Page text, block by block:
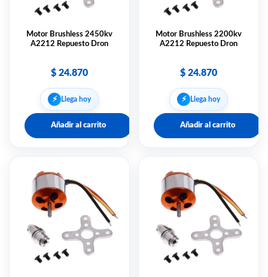
Motor Brushless 2450kv
A2212 Repuesto Dron
$ 24.870
⚡︎ Llega hoy
Añadir al carrito
Motor Brushless 2200kv
A2212 Repuesto Dron
$ 24.870
⚡︎ Llega hoy
Añadir al carrito